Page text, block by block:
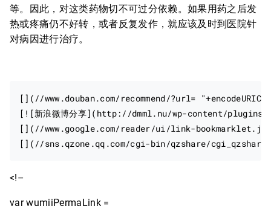
等。因此，对这类药物切不可过分依赖。如果用药之后发
热或疼痛仍不好转，或者反复发作，就应该及时到医院针
对病因进行治疗。
[](//www.douban.com/recommend/?url=
[![新浪微博分享](http://dmml.nu/wp-content/
[](//www.google.com/reader/ui/link-bookmarklet.js
<!–
var wumiiPermaLink =